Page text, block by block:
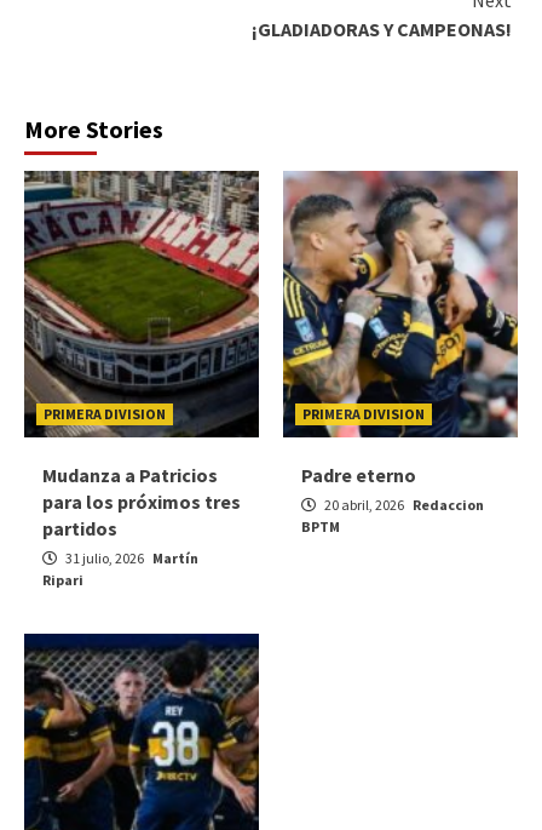
¡GLADIADORAS Y CAMPEONAS!
More Stories
PRIMERA DIVISION
Mudanza a Patricios
para los próximos tres
partidos
31 julio, 2026 Martín
Ripari
PRIMERA DIVISION
Padre eterno
20 abril, 2026 Redaccion
BPTM